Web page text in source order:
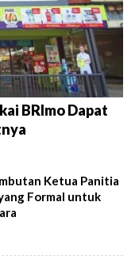
BRImo Dapat
Ketua Panitia
Formal untuk